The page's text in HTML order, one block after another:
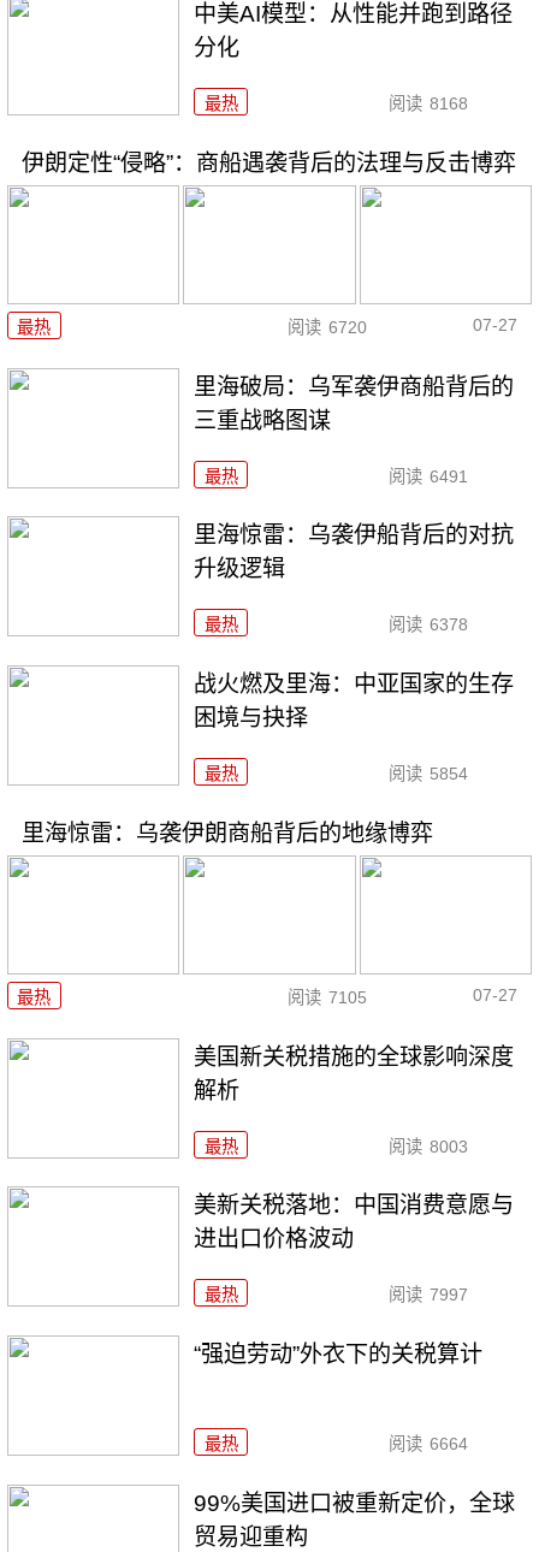
中美AI模型：从性能并跑到路径
分化
最热 阅读 8168
伊朗定性“侵略”：商船遇袭背后的法理与反击博弈
最热 阅读 6720 07-27
里海破局：乌军袭伊商船背后的
三重战略图谋
最热 阅读 6491
里海惊雷：乌袭伊船背后的对抗
升级逻辑
最热 阅读 6378
战火燃及里海：中亚国家的生存
困境与抉择
最热 阅读 5854
里海惊雷：乌袭伊朗商船背后的地缘博弈
最热 阅读 7105 07-27
美国新关税措施的全球影响深度
解析
最热 阅读 8003
美新关税落地：中国消费意愿与
进出口价格波动
最热 阅读 7997
“强迫劳动”外衣下的关税算计
最热 阅读 6664
99%美国进口被重新定价，全球
贸易迎重构